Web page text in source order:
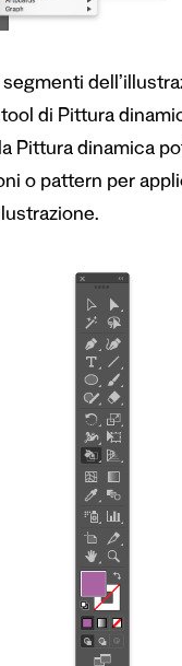
di Pittura
Pittura dinamica
o pattern per